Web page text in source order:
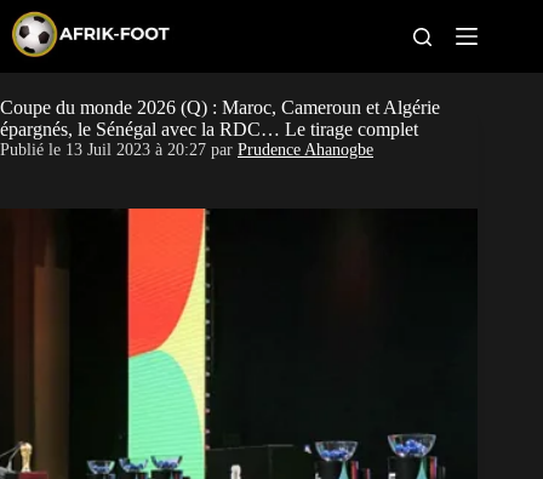
p
o
c
o
CAN féminine
Coupe du monde 2026 (Q) : Maroc, Cameroun et Algérie
épargnés, le Sénégal avec la RDC… Le tirage complet
Publié le 13 Juil 2023 à 20:27 par Prudence Ahanogbe